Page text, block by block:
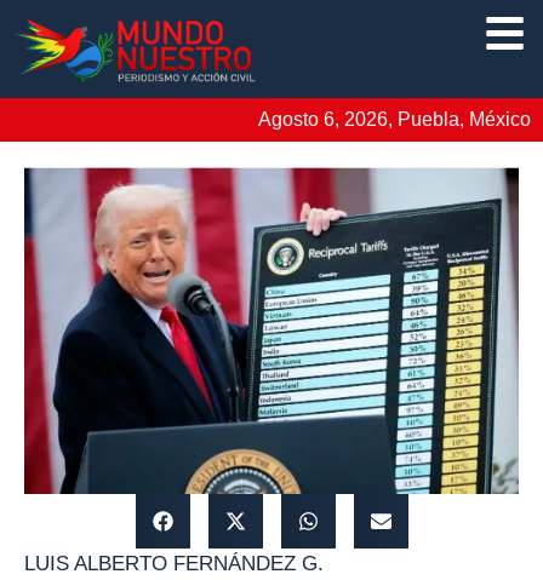
Agosto 6, 2026, Puebla, México
LUIS ALBERTO FERNÁNDEZ G.